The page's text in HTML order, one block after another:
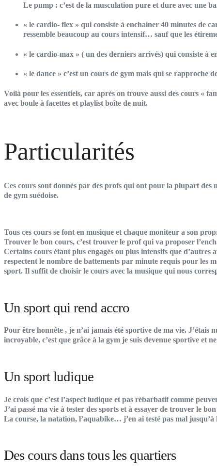
Le pump : c’est de la musculation pure et dure avec une
« le cardio- flex » qui consiste à enchainer 40 minutes de
ressemble beaucoup au cours intensif… sauf que les
« le cardio-max » ( un des derniers arrivés) qui consiste à
« le dance » c’est un cours de gym mais qui se rapproche
Voilà pour les essentiels, car après on trouve aussi des cours «
avec boule à facettes et playlist boîte de nuit.
Particularités
Ces cours sont donnés par des profs qui ont pour la plupart
de gym suédoise.
Tous ces cours se font en musique et chaque moniteur a son
Trouver le bon cours, c’est trouver le prof qui va proposer
Certains cours étant plus engagés ou plus intensifs que
respectent le nombre de battements par minute requis pour les
sport. Il suffit de choisir le cours avec la musique qui nous
Un sport qui rend accro
Pour être honnête , je n’ai jamais été sportive de ma vie. J’étais
incroyable, c’est que grâce à la gym je suis devenue sportive et
Un sport ludique
Je crois que c’est l’aspect ludique et pas rébarbatif comme
J’ai passé ma vie à tester des sports et à essayer de trouver le
La course, la natation, l’aquabike… j’en ai testé pas mal jusqu’à
Des cours dans tous les quartiers